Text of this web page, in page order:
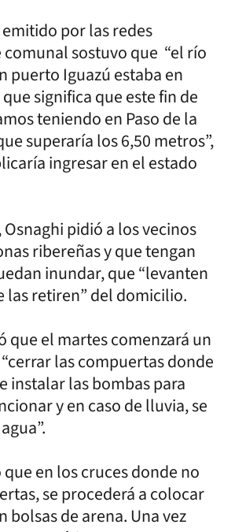
por las redes
comunal sostuvo que “el río
puerto Iguazú estaba en
significa que este fin de
teniendo en Paso de la
superaría los 6,50 metros”,
ingresar en el estado
Osnaghi pidió a los vecinos
ribereñas y que tengan
inundar, que “levanten
las retiren” del domicilio.
que el martes comenzará un
las compuertas donde
instalar las bombas para
y en caso de lluvia, se
que en los cruces donde no
se procederá a colocar
bolsas de arena. Una vez